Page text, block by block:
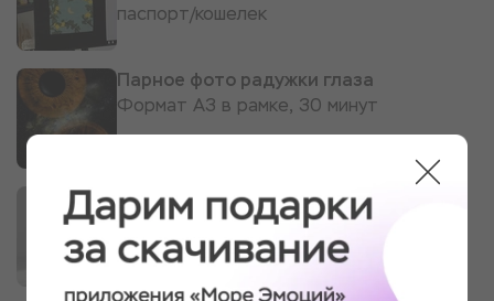
паспорт/кошелек
Парное фото радужки глаза
Формат А3 в рамке, 30 минут
Индивидуальное занятие йогой
1 участник, 1 час